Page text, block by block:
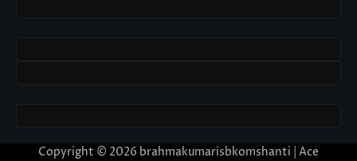
Copyright © 2026 brahmakumarisbkomshanti | Ace